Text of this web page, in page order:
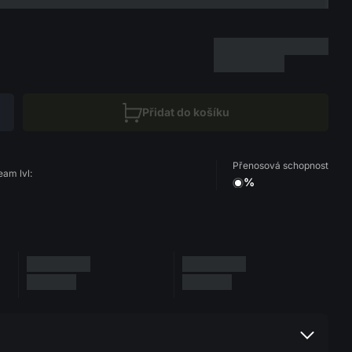
Přidat do košíku
lvl:
Přenosová schopnost
%